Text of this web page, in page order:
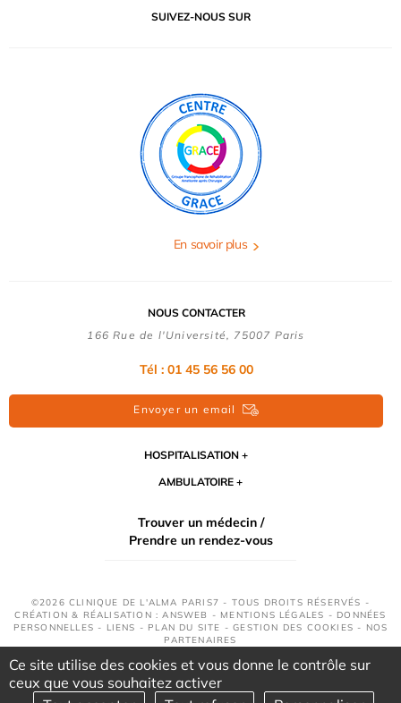
SUIVEZ-NOUS SUR
En savoir plus
NOUS CONTACTER
166 Rue de l'Université, 75007 Paris
Tél : 01 45 56 56 00
Envoyer un email
HOSPITALISATION
AMBULATOIRE
Trouver un médecin /
Prendre un rendez-vous
©2026 CLINIQUE DE L'ALMA PARIS7 - TOUS DROITS RÉSERVÉS -
CRÉATION & RÉALISATION : ANSWEB - MENTIONS LÉGALES - DONNÉES
PERSONNELLES - LIENS - PLAN DU SITE -GESTION DES COOKIES - NOS
PARTENAIRES
Ce site utilise des cookies et vous donne le contrôle sur
ceux que vous souhaitez activer